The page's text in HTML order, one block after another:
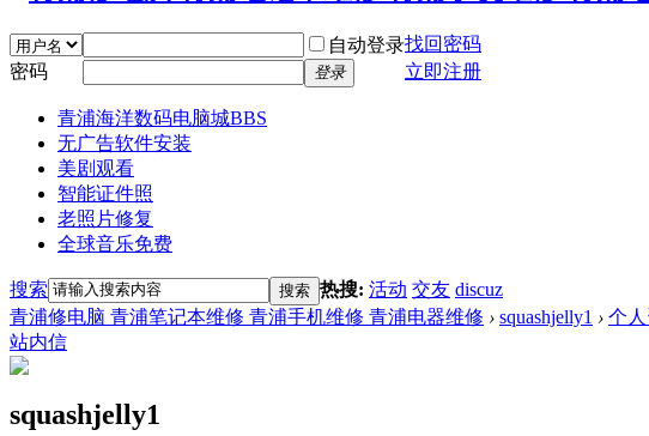
自动登录找回密码
密码
登录 立即注册
青浦海洋数码电脑城BBS
无广告软件安装
美剧观看
智能证件照
老照片修复
全球音乐免费
搜索 搜索 热搜: 活动 交友 discuz
青浦修电脑 青浦笔记本维修 青浦手机维修 青浦电器维修 › squashjelly1 › 个
站内信
squashjelly1